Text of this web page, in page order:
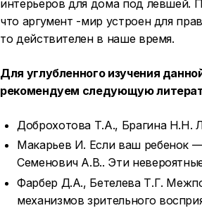
интерьеров для дома под левшей.
что аргумент -мир устроен для
то действителен в наше время.
Для углубленного изучения
рекомендуем следующую
Доброхотова Т.А., Брагина Н.Н.
Макарьев И. Если ваш ребенок
Семенович А.В.. Эти
Фарбер Д.А., Бетелева Т.Г.
механизмов зрительного